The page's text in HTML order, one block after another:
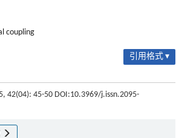
coupling
引用格式 ▾
42(04): 45-50 DOI:10.3969/j.issn.2095-